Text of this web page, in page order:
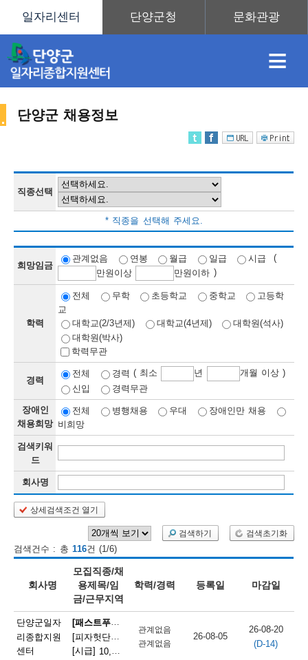
≡
보
보
련
정
우
미
내
단양군 채용정보
직종선택
* 직종을 선택해 주세요.
희망임금
관계없음 연봉 월급 일급 시급
(
만원이상 만원이하 )
학력
전체 무학 초등학교 중학교
고등학
교
대학교(2/3년제)
대학교(4년제)
대학원(석사)
대학원(박사)
학력무관
경력
전체 경력 ( 최소 년
개월 이상 )
신입
경력무관
장애인
채용희망
전체 병행채용 우대
장애인만 채용
비희망
검색키워
드
회사명
상세검색조건 열기
검색하기 검색초기화
검색건수 : 총 116건 (1/6)
회사명
모집직종/채
용제목/임
금/근무지역
학력/경력 등록일 마감일
단양군일자
리종합지원
센터
[패스트푸드 준비원]
[피자헛단양점]피자헛 단양점 파트타임 직원 모집
[시급] 10,320원 | 충청북도 단양군 단양읍 삼봉로 247
관계없음
관계없음
26-08-05
26-08-20
(D-14)
채
용
보
오
등
채
용